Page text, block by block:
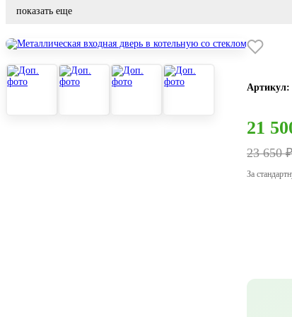
показать еще
Артикул:
21
23 650 ₽
За